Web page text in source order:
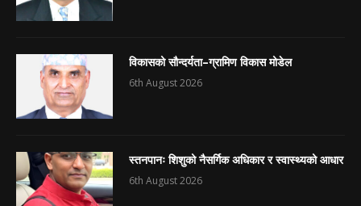
विकासको सौन्दर्यता–ग्रामिण विकास मोडेल
6th August 2026
स्तनपानः शिशुको नैसर्गिक अधिकार र स्वास्थ्यको आधार
6th August 2026